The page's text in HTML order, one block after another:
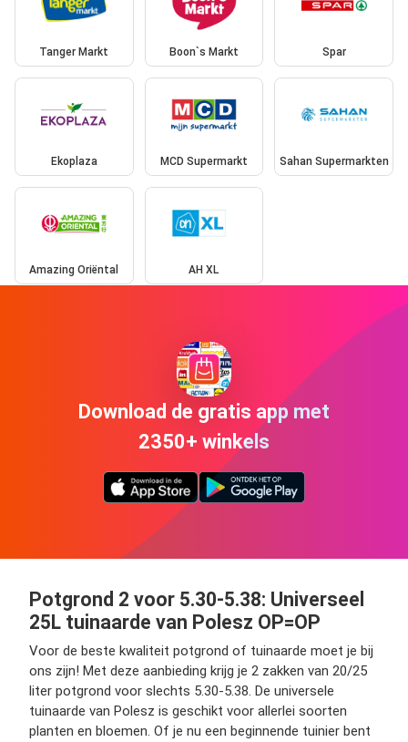
Tanger Markt Boon`s Markt Spar
Ekoplaza MCD Supermarkt Sahan Supermarkten
Amazing Oriëntal AH XL
Download de gratis app met
2350+ winkels
Potgrond 2 voor 5.30-5.38: Universeel
25L tuinaarde van Polesz OP=OP
Voor de beste kwaliteit potgrond of tuinaarde moet je bij
ons zijn! Met deze aanbieding krijg je 2 zakken van 20/25
liter potgrond voor slechts 5.30-5.38. De universele
tuinaarde van Polesz is geschikt voor allerlei soorten
planten en bloemen. Of je nu een beginnende tuinier bent